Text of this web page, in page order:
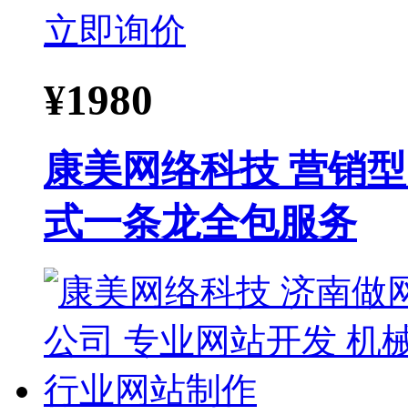
立即询价
¥1980
康美网络科技 营销
式一条龙全包服务